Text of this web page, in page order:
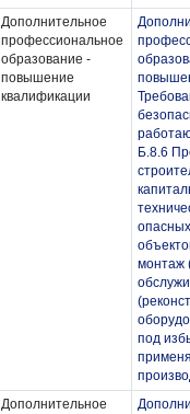
Дополнительное
профессиональное
образование -
повышение
квалификации
Б.8.6
монтаж
под
Дополнительное